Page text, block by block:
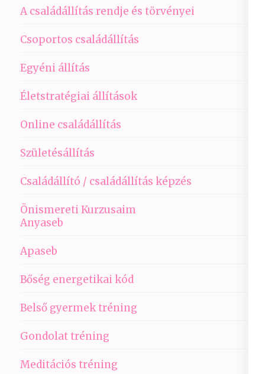
A családállítás rendje és törvényei
Csoportos családállítás
Egyéni állítás
Életstratégiai állítások
Online családállítás
Születésállítás
Családállító / családállítás képzés
Önismereti Kurzusaim
Anyaseb
Apaseb
Bőség energetikai kód
Belső gyermek tréning
Gondolat tréning
Meditációs tréning